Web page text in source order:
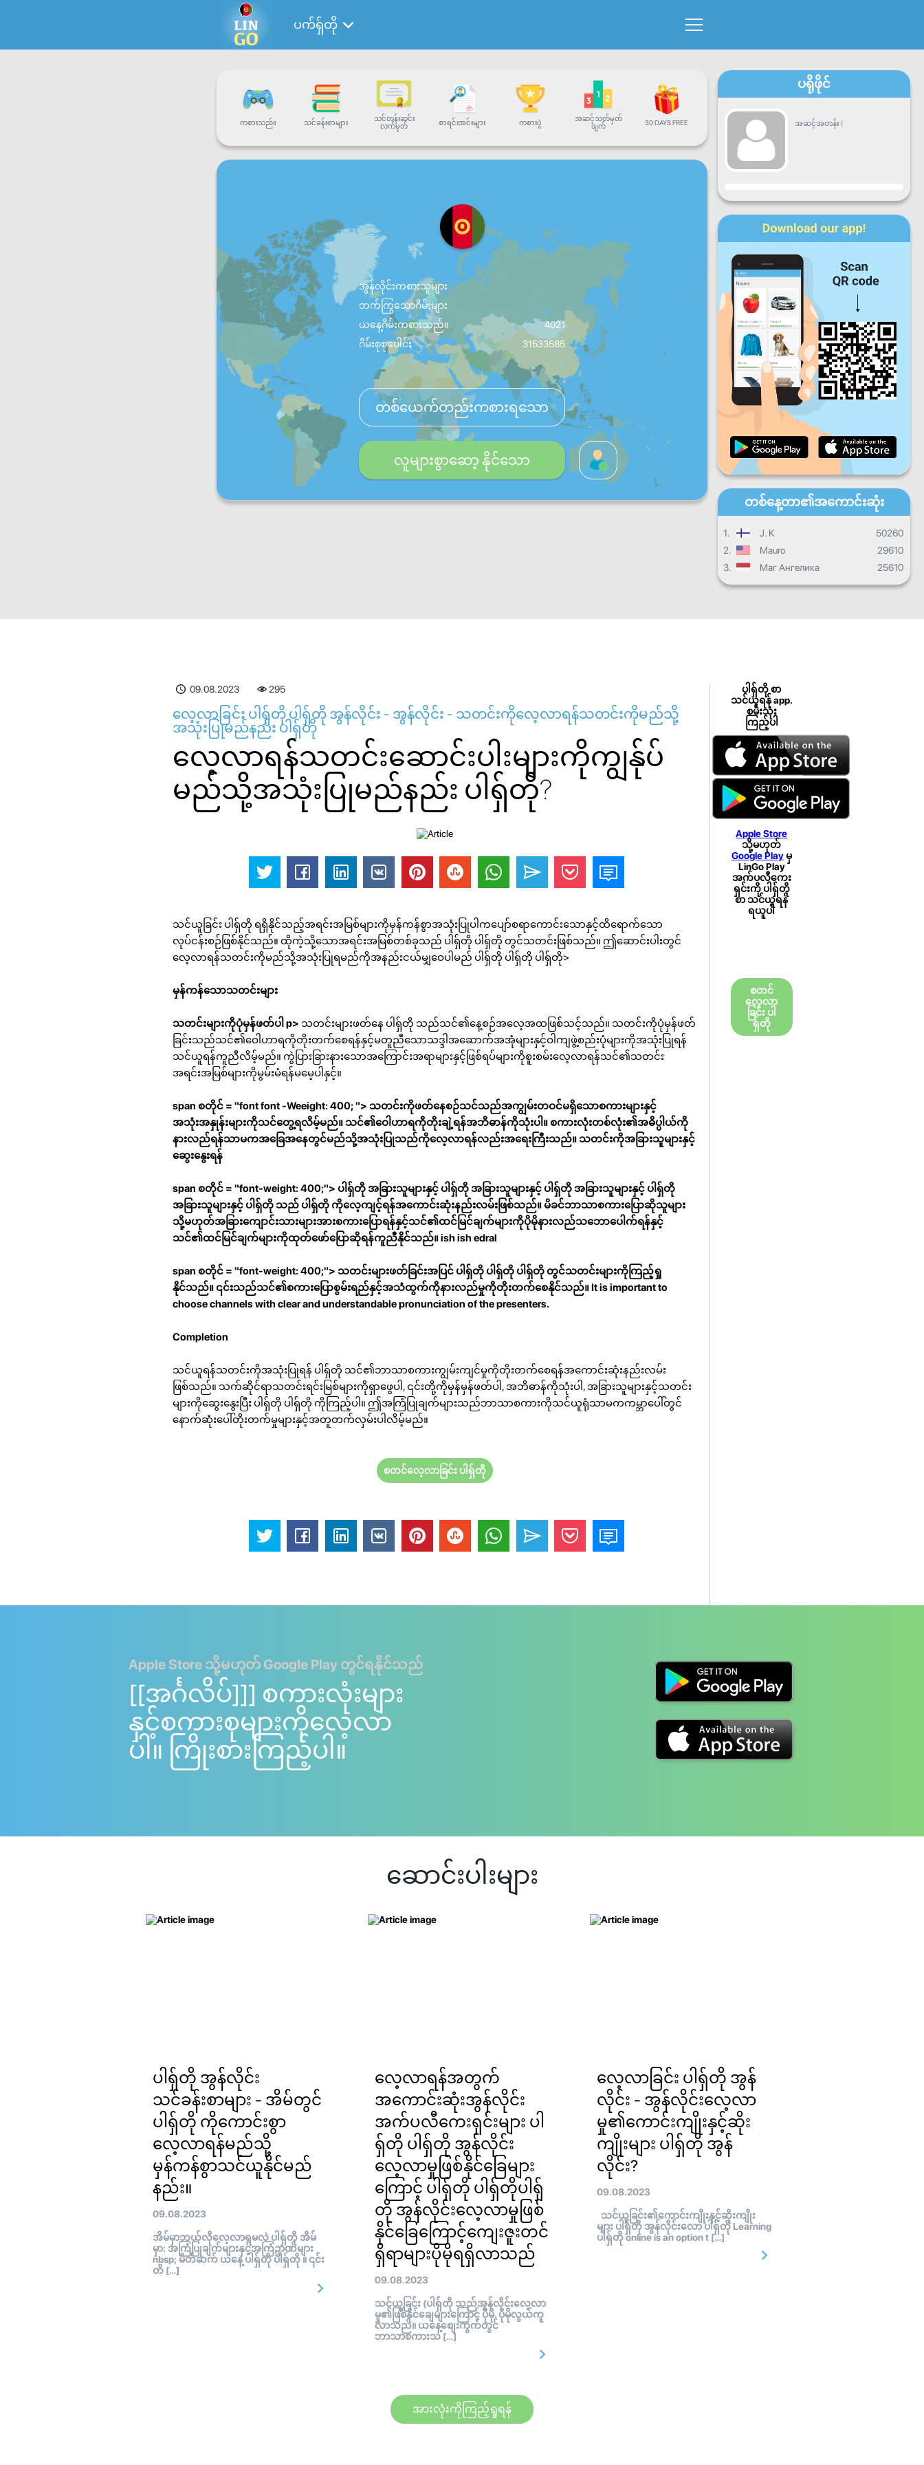
ပက်ရှ်တို
ကစားသည်။ သင်ခန်းစာများ
သင်တန်းဆင်း
လက်မှတ်
စာရင်းအင်းများ ကစားပွဲ
အဆင့်သတ်မှတ်
ချက်
30 DAYS FREE
အွန်လိုင်းကစားသူများ
တက်ကြွသောဂိမ်းများ
ယနေ့ဂိမ်းကစားသည်။
4021
ဂိမ်းစုစုပေါင်း
31533585
တစ်ယေက်တည်းကစားရသော
လူများစွာဆော့ နိုင်သော
ပရိုဖိုင်
အဆင့်အတန်း |
တိုးတက်မှု
တနင်္လာ ဗုဒ္ဓဟူး ကြာသာ
သောကြာ စနေ တနင်္ဂနွေ
နေ့စဉ်တိုးတက်မှု
လစဉ်တိုးတက်မှု
သင်တန်းဆင်းလက်မှတ်
ယေဘုယျတိုးတက်မှု
တစ်နေ့တာ၏အကောင်းဆုံး
1. J. K
50260
2.
Mauro
29610
3.
Маг Ангелика 25610
09.08.2023 295
လေ့လာခြင်း ပါရှ်တို ပါရှ်တို အွန်လိုင်း - အွန်လိုင်း - သတင်းကိုလေ့လာရန်သတင်းကိုမည်သို့
အသုံးပြုမည်နည်း ပါရှ်တို
လေ့လာရန်သတင်းဆောင်းပါးများကိုကျွန်ုပ်
မည်သို့အသုံးပြုမည်နည်း ပါရှ်တို?
သင်ယူခြင်း ပါရှ်တို ရရှိနိုင်သည့်အရင်းအမြစ်များကိုမှန်ကန်စွာအသုံးပြုပါကပျော်စရာကောင်းသောနှင့်ထိရောက်သော
လုပ်ငန်းစဉ်ဖြစ်နိုင်သည်။ ထိုကဲ့သို့သောအရင်းအမြစ်တစ်ခုသည် ပါရှ်တို ပါရှ်တို တွင်သတင်းဖြစ်သည်။ ဤဆောင်းပါးတွင်
လေ့လာရန်သတင်းကိုမည်သို့အသုံးပြုရမည်ကိုအနည်းငယ်မျှဝေပါမည် ပါရှ်တို ပါရှ်တို ပါရှ်တို>
မှန်ကန်သောသတင်းများ
သတင်းများကိုပုံမှန်ဖတ်ပါ p> သတင်းများဖတ်နေ ပါရှ်တို သည်သင်၏နေ့စဉ်အလေ့အထဖြစ်သင့်သည်။ သတင်းကိုပုံမှန်ဖတ်
ခြင်းသည်သင်၏ဝေါဟာရကိုတိုးတက်စေရန်နှင့်မတူညီသောသဒ္ဒါအဆောက်အအုံများနှင့်ဝါကျဖွဲ့စည်းပုံများကိုအသုံးပြုရန်
သင်ယူရန်ကူညီလိမ့်မည်။ ကွဲပြားခြားနားသောအကြောင်းအရာများနှင့်ဖြစ်ရပ်များကိုစူးစမ်းလေ့လာရန်သင်၏သတင်း
အရင်းအမြစ်များကိုမွမ်းမံရန်မမေ့ပါနှင့်။
span စတိုင် = "font font -Weeight: 400; "> သတင်းကိုဖတ်နေစဉ်သင်သည်အကျွမ်းတဝင်မရှိသောစကားများနှင့်
အသုံးအနှုန်းများကိုသင်တွေ့ရလိမ့်မည်။ သင်၏ဝေါဟာရကိုတိုးချဲ့ရန်အဘိဓာန်ကိုသုံးပါ။ စကားလုံးတစ်လုံး၏အဓိပ္ပါယ်ကို
နားလည်ရန်သာမကအခြေအနေတွင်မည်သို့အသုံးပြုသည်ကိုလေ့လာရန်လည်းအရေးကြီးသည်။သတင်းကိုအခြားသူများနှင့်
ဆွေးနွေးရန်
span စတိုင် = "font-weight: 400;"> ပါရှ်တို အခြားသူများနှင့် ပါရှ်တို အခြားသူများနှင့် ပါရှ်တို အခြားသူများနှင့် ပါရှ်တို
အခြားသူများနှင့် ပါရှ်တို သည် ပါရှ်တို ကိုလေ့ကျင့်ရန်အကောင်းဆုံးနည်းလမ်းဖြစ်သည်။ မိခင်ဘာသာစကားပြောဆိုသူများ
သို့မဟုတ်အခြားကျောင်းသားများအားစကားပြောရန်နှင့်သင်၏ထင်မြင်ချက်များကိုပိုမိုနားလည်သဘောပေါက်ရန်နှင့်
သင်၏ထင်မြင်ချက်များကိုထုတ်ဖော်ပြောဆိုရန်ကူညီနိုင်သည်။ish ish edral
span စတိုင် = "font-weight: 400;"> သတင်းများဖတ်ခြင်းအပြင် ပါရှ်တို ပါရှ်တို ပါရှ်တို တွင်သတင်းများကိုကြည့်ရှု
နိုင်သည်။ ၎င်းသည်သင်၏စကားပြောစွမ်းရည်နှင့်အသံထွက်ကိုနားလည်မှုကိုတိုးတက်စေနိုင်သည်။ It is important to
choose channels with clear and understandable pronunciation of the presenters.
Completion
သင်ယူရန်သတင်းကိုအသုံးပြုရန် ပါရှ်တို သင်၏ဘာသာစကားကျွမ်းကျင်မှုကိုတိုးတက်စေရန်အကောင်းဆုံးနည်းလမ်း
ဖြစ်သည်။ သက်ဆိုင်ရာသတင်းရင်းမြစ်များကိုရှာဖွေပါ, ၎င်းတို့ကိုမှန်မှန်ဖတ်ပါ, အဘိဓာန်ကိုသုံးပါ, အခြားသူများနှင့်သတင်း
များကိုဆွေးနွေးပြီး ပါရှ်တို ပါရှ်တို ကိုကြည့်ပါ။ ဤအကြံပြုချက်များသည်ဘာသာစကားကိုသင်ယူရုံသာမကကမ္ဘာပေါ်တွင်
နောက်ဆုံးပေါ်တိုးတက်မှုများနှင့်အတူတက်လှမ်းပါလိမ့်မည်။
စတင်လေ့လာခြင်း ပါရှ်တို
ပါရှ်တို စာ
သင်ယူရန် app.
စမ်းသုံး
ကြည့်ပါ
Apple Store
သို့မဟုတ်
Google Playမှ
LinGo Play
အက်ပလီကေး
ရှင်းကို ပါရှ်တို
စာ သင်ယူရန်
ရယူပါ
စတင်
လေ့လာ
ခြင်း ပါ
ရှ်တို
Apple Store သို့မဟုတ် Google Play တွင်ရနိုင်သည်
[[အင်္ဂလိပ်]]] စကားလုံးများ
နှင့်စကားစုများကိုလေ့လာ
ပါ။ ကြိုးစားကြည့်ပါ။
ဆောင်းပါးများ
ပါရှ်တို အွန်လိုင်း
သင်ခန်းစာများ - အိမ်တွင်
ပါရှ်တို ကိုကောင်းစွာ
လေ့လာရန်မည်သို့
မှန်ကန်စွာသင်ယူနိုင်မည်
နည်း။
09.08.2023
အိမ်မှာဘယ်လိုလေ့လာရမလဲ ပါရှ်တို အိမ်
မှာ: အကြံပြုချက်များနှင့်အကြံဥာဏ်များ
nbsp; မိတ်ဆက် ယနေ့ ပါရှ်တို ပါရှ်တို ။ ၎င်း
တိ […]
လေ့လာရန်အတွက်
အကောင်းဆုံးအွန်လိုင်း
အက်ပလီကေးရှင်းများ ပါ
ရှ်တို ပါရှ်တို အွန်လိုင်း
လေ့လာမှုဖြစ်နိုင်ခြေများ
ကြောင့် ပါရှ်တို ပါရှ်တိုပါရှ်
တို အွန်လိုင်းလေ့လာမှုဖြစ်
နိုင်ခြေကြောင့်ကျေးဇူးတင်
ရှိရာများပိုမိုရရှိလာသည်
09.08.2023
သင်ယူခြင်း (ပါရှ်တို သည်အွန်လိုင်းလေ့လာ
မှု၏ဖြစ်နိုင်ချေများကြောင့် ပိုမို. ပိုမိုလွယ်ကူ
လာသည်။ ယနေ့စျေးကွက်တွင်
ဘာသာစကားသ […]
လေ့လာခြင်း ပါရှ်တို အွန်
လိုင်း - အွန်လိုင်းလေ့လာ
မှု၏ကောင်းကျိုးနှင့်ဆိုး
ကျိုးများ ပါရှ်တို အွန်
လိုင်း?
09.08.2023
သင်ယူခြင်း၏ကောင်းကျိုးနှင့်ဆိုးကျိုး
များ ပါရှ်တို အွန်လိုင်းလော ပါရှ်တို Learning
ပါရှ်တို online is an option t […]
အားလုံးကိုကြည့်ရှုရန်